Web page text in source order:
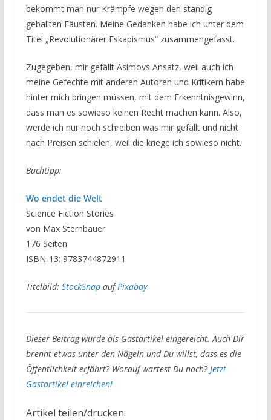
bekommt man nur Krämpfe wegen den ständig
geballten Fäusten. Meine Gedanken habe ich unter dem
Titel „Revolutionärer Eskapismus“ zusammengefasst.
Zugegeben, mir gefällt Asimovs Ansatz, weil auch ich
meine Gefechte mit anderen Autoren und Kritikern habe
hinter mich bringen müssen, mit dem Erkenntnisgewinn,
dass man es sowieso keinen Recht machen kann. Also,
werde ich nur noch schreiben was mir gefällt und nicht
nach Preisen schielen, weil die kriege ich sowieso nicht.
Buchtipp:
Wo endet die Welt
Science Fiction Stories
von Max Sternbauer
176 Seiten
ISBN-13: 9783744872911
Titelbild: StockSnapaufPixabay
Dieser Beitrag wurde als Gastartikel eingereicht. Auch Dir
brennt etwas unter den Nägeln und Du willst, dass es die
Öffentlichkeit erfährt? Worauf wartest Du noch?Jetzt
Gastartikel einreichen!
Artikel teilen/drucken: